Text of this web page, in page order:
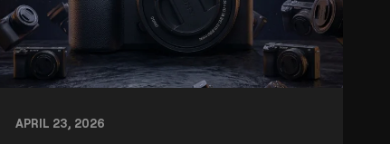
APRIL 23, 2026